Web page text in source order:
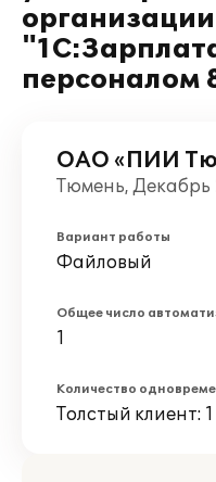
персоналом
ОАО «ПИИ
Тюмень, Декабрь
Вариант работы
Файловый
Общее число
1
Количество
Толстый клиент: 1